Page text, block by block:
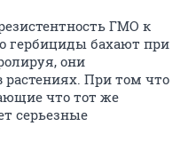
ГМО к
гербициды бахают при
они
растениях. При том что
что тот же
серьезные